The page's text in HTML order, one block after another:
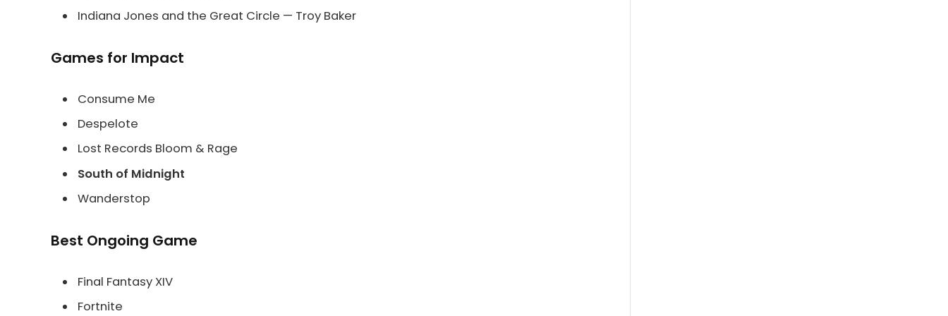
Indiana Jones and the Great Circle — Troy Baker
Games for Impact
Consume Me
Despelote
Lost Records Bloom & Rage
South of Midnight
Wanderstop
Best Ongoing Game
Final Fantasy XIV
Fortnite